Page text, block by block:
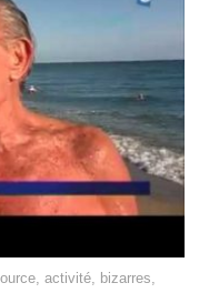
activité, bizarres,